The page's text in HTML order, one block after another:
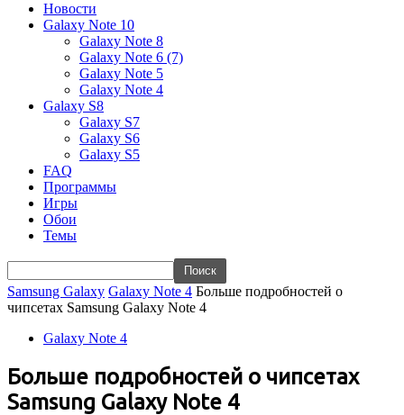
Новости
Galaxy Note 10
Galaxy Note 8
Galaxy Note 6 (7)
Galaxy Note 5
Galaxy Note 4
Galaxy S8
Galaxy S7
Galaxy S6
Galaxy S5
FAQ
Программы
Игры
Обои
Темы
Samsung Galaxy Galaxy Note 4 Больше подробностей о
чипсетах Samsung Galaxy Note 4
Galaxy Note 4
Больше подробностей о чипсетах
Samsung Galaxy Note 4